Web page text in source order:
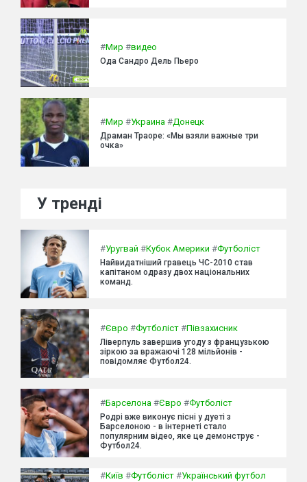
#Мир #видео
Ода Сандро Дель Пьеро
#Мир #Украина #Донецк
Драман Траоре: «Мы взяли важные три
очка»
У тренді
#Уругвай #Кубок Америки #Футболіст
Найвидатніший гравець ЧС-2010 став
капітаном одразу двох національних
команд.
#Євро #Футболіст #Півзахисник
Ліверпуль завершив угоду з французькою
зіркою за вражаючі 128 мільйонів -
повідомляє Футбол24.
#Барселона #Євро #Футболіст
Родрі вже виконує пісні у дуеті з
Барселоною - в інтернеті стало
популярним відео, яке це демонструє -
Футбол24.
#Київ #Футболіст #Український футбол